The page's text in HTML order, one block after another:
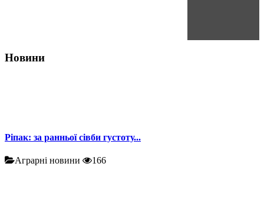
Новини
Ріпак: за ранньої сівби густоту...
Аграрні новини 166